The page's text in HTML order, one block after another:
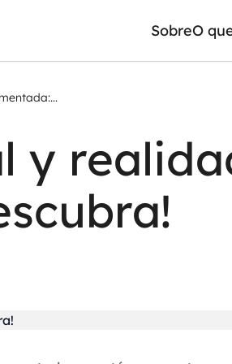
SobreO
de IA
de IA
Integração de IA
RPA e hiperautomação
y